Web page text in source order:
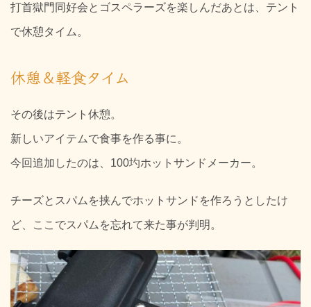
打首獄門同好会とゴスペラーズを楽しんだあとは、テント
で休憩タイム。
休憩＆軽食タイム
その後はテント休憩。
新しいアイテムで食事を作る事に。
今回追加したのは、100圴ホットサンドメーカー。
チーズとスパムを挟んでホットサンドを作ろうとしたけ
ど、ここでスパムを忘れて来た事が判明。